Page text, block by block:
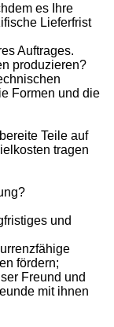
es Ihre
Lieferfrist
Auftrages.
produzieren?
Formen und die
Teile auf
tragen
und
fördern;
Freund und
mit ihnen